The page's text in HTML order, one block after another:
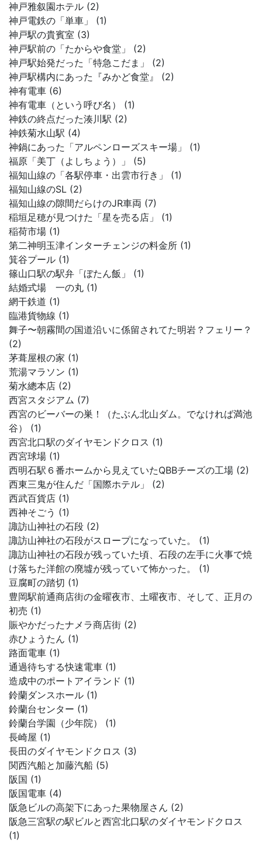
神戸雅叙園ホテル (2)
神戸電鉄の「単車」 (1)
神戸駅の貴賓室 (3)
神戸駅前の「たからや食堂」 (2)
神戸駅始発だった「特急こだま」 (2)
神戸駅構内にあった『みかど食堂』 (2)
神有電車 (6)
神有電車（という呼び名） (1)
神鉄の終点だった湊川駅 (2)
神鉄菊水山駅 (4)
神鍋にあった「アルペンローズスキー場」 (1)
福原「美丁（よしちょう）」 (5)
福知山線の「各駅停車・出雲市行き」 (1)
福知山線のSL (2)
福知山線の隙間だらけのJR車両 (7)
稲垣足穂が見つけた「星を売る店」 (1)
稲荷市場 (1)
第二神明玉津インターチェンジの料金所 (1)
箕谷プール (1)
篠山口駅の駅弁「ぼたん飯」 (1)
結婚式場 一の丸 (1)
網干鉄道 (1)
臨港貨物線 (1)
舞子〜朝霧間の国道沿いに係留されてた明岩？フェリー？
(2)
茅葺屋根の家 (1)
荒湯マラソン (1)
菊水總本店 (2)
西宮スタジアム (7)
西宮のビーバーの巣！（たぶん北山ダム。でなければ満池
谷） (1)
西宮北口駅のダイヤモンドクロス (1)
西宮球場 (1)
西明石駅６番ホームから見えていたQBBチーズの工場 (2)
西東三鬼が住んだ「国際ホテル」 (2)
西武百貨店 (1)
西神そごう (1)
諏訪山神社の石段 (2)
諏訪山神社の石段がスロープになっていた。 (1)
諏訪山神社の石段が残っていた頃、石段の左手に火事で焼
け落ちた洋館の廃墟が残っていて怖かった。 (1)
豆腐町の踏切 (1)
豊岡駅前通商店街の金曜夜市、土曜夜市、そして、正月の
初売 (1)
賑やかだったナメラ商店街 (2)
赤ひょうたん (1)
路面電車 (1)
通過待ちする快速電車 (1)
造成中のポートアイランド (1)
鈴蘭ダンスホール (1)
鈴蘭台センター (1)
鈴蘭台学園（少年院） (1)
長崎屋 (1)
長田のダイヤモンドクロス (3)
関西汽船と加藤汽船 (5)
阪国 (1)
阪国電車 (4)
阪急ビルの高架下にあった果物屋さん (2)
阪急三宮駅の駅ビルと西宮北口駅のダイヤモンドクロス
(1)